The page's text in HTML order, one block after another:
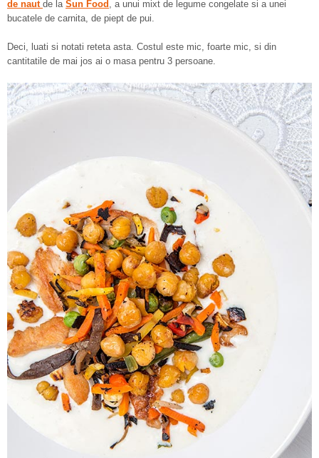
de naut de la Sun Food , a unui mixt de legume congelate si a unei
bucatele de carnita, de piept de pui.
Deci, luati si notati reteta asta. Costul este mic, foarte mic, si din
cantitatile de mai jos ai o masa pentru 3 persoane.